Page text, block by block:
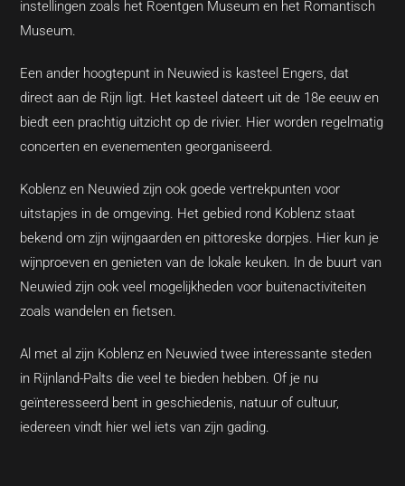
instellingen zoals het Roentgen Museum en het Romantisch
Museum.
Een ander hoogtepunt in Neuwied is kasteel Engers, dat
direct aan de Rijn ligt. Het kasteel dateert uit de 18e eeuw en
biedt een prachtig uitzicht op de rivier. Hier worden regelmatig
concerten en evenementen georganiseerd.
Koblenz en Neuwied zijn ook goede vertrekpunten voor
uitstapjes in de omgeving. Het gebied rond Koblenz staat
bekend om zijn wijngaarden en pittoreske dorpjes. Hier kun je
wijnproeven en genieten van de lokale keuken. In de buurt van
Neuwied zijn ook veel mogelijkheden voor buitenactiviteiten
zoals wandelen en fietsen.
Al met al zijn Koblenz en Neuwied twee interessante steden
in Rijnland-Palts die veel te bieden hebben. Of je nu
geïnteresseerd bent in geschiedenis, natuur of cultuur,
iedereen vindt hier wel iets van zijn gading.